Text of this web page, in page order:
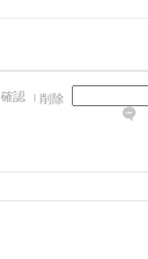
確認 削除